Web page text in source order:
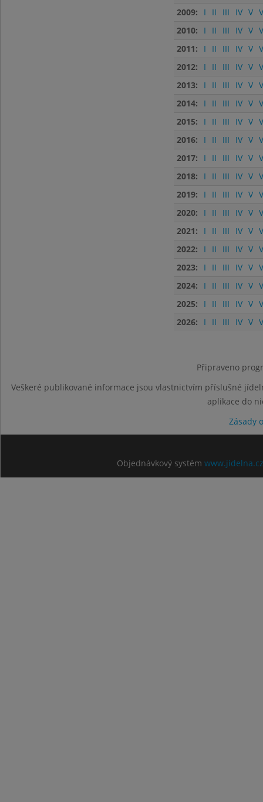
2009:
I II III IV V
2010:
I II III IV V
2011:
I II III IV V
2012:
I II III IV V
2013:
I II III IV V
2014:
I II III IV V
2015:
I II III IV V
2016:
I II III IV V
2017:
I II III IV V
2018:
I II III IV V
2019:
I II III IV V
2020:
I II III IV V
2021:
I II III IV V
2022:
I II III IV V
2023:
I II III IV V
2024:
I II III IV V
2025:
I II III IV V
2026:
I II III IV V
Připraveno
Veškeré publikované informace jsou vlastnictvím příslušné
aplikace do
Zásady
Objednávkový systém www.jidelna.cz